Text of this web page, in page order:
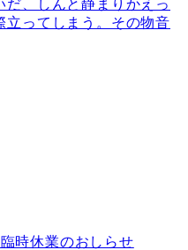
、しんと静まりかえっ
立ってしまう。その物音
時休業のおしらせ